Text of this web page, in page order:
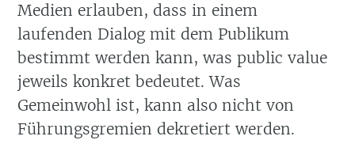
Medien erlauben, dass in einem
laufenden Dialog mit dem Publikum
bestimmt werden kann, was public value
jeweils konkret bedeutet. Was
Gemeinwohl ist, kann also nicht von
Führungsgremien dekretiert werden.